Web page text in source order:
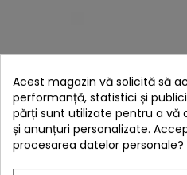
Acest magazin vă solicită să
performanță, statistici și
părți sunt utilizate pentru a
și anunțuri personalizate.
procesarea datelor personale?